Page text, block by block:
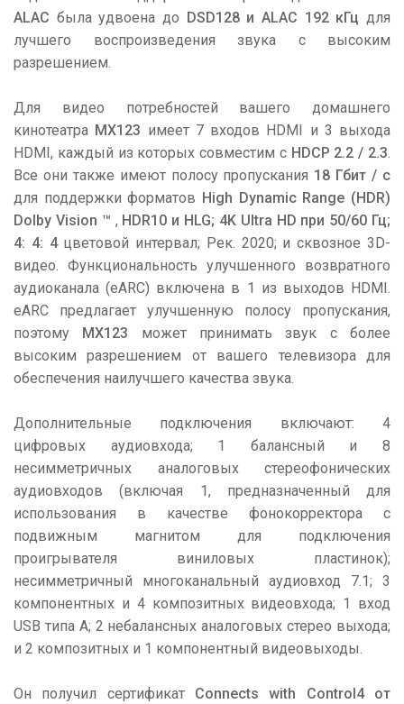
ALAC была удвоена до DSD128 и ALAC 192 кГц для
лучшего воспроизведения звука с высоким
разрешением.
Для видео потребностей вашего домашнего
кинотеатра MX123 имеет 7 входов HDMI и 3 выхода
HDMI, каждый из которых совместим с HDCP 2.2 / 2.3.
Все они также имеют полосу пропускания 18 Гбит / с
для поддержки форматов High Dynamic Range (HDR)
Dolby Vision ™ , HDR10 и HLG; 4K Ultra HD при 50/60 Гц;
4: 4: 4цветовой интервал; Рек. 2020; и сквозное 3D-
видео. Функциональность улучшенного возвратного
аудиоканала (eARC) включена в 1 из выходов HDMI.
eARC предлагает улучшенную полосу пропускания,
поэтому MX123 может принимать звук с более
высоким разрешением от вашего телевизора для
обеспечения наилучшего качества звука.
Дополнительные подключения включают: 4
цифровых аудиовхода; 1 балансный и 8
несимметричных аналоговых стереофонических
аудиовходов (включая 1, предназначенный для
использования в качестве фонокорректора с
подвижным магнитом для подключения
проигрывателя виниловых пластинок);
несимметричный многоканальный аудиовход 7.1; 3
компонентных и 4 композитных видеовхода; 1 вход
USB типа A; 2 небалансных аналоговых стерео выхода;
и 2 композитных и 1 компонентный видеовыходы.
Он получил сертификат Connects with Control4 от